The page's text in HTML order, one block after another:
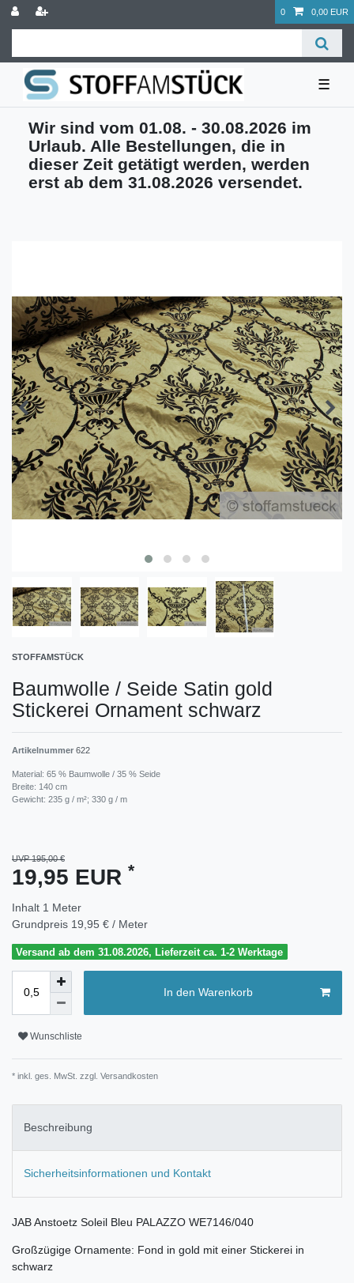
0 0,00 EUR
☰
Wir sind vom 01.08. - 30.08.2026 im
Urlaub. Alle Bestellungen, die in
dieser Zeit getätigt werden, werden
erst ab dem 31.08.2026 versendet.
STOFFAMSTÜCK
Baumwolle / Seide Satin gold
Stickerei Ornament schwarz
Artikelnummer 622
Material: 65 % Baumwolle / 35 % Seide
Breite: 140 cm
Gewicht: 235 g / m²; 330 g / m
UVP 195,00 €
19,95 EUR *
Inhalt 1 Meter
Grundpreis 19,95 € / Meter
Versand ab dem 31.08.2026, Lieferzeit ca. 1-2 Werktage
In den Warenkorb
Wunschliste
* inkl. ges. MwSt. zzgl. Versandkosten
Beschreibung
Sicherheitsinformationen und Kontakt
JAB Anstoetz Soleil Bleu PALAZZO WE7146/040
Großzügige Ornamente: Fond in gold mit einer Stickerei in
schwarz